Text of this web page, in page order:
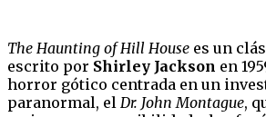
The Haunting of Hill House es un
escrito por Shirley Jackson en
horror gótico centrada en un
paranormal, el Dr. John Montague,